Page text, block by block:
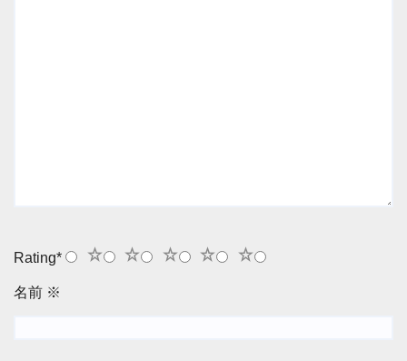
Rating* 5
4
3
2
1
名前 ※